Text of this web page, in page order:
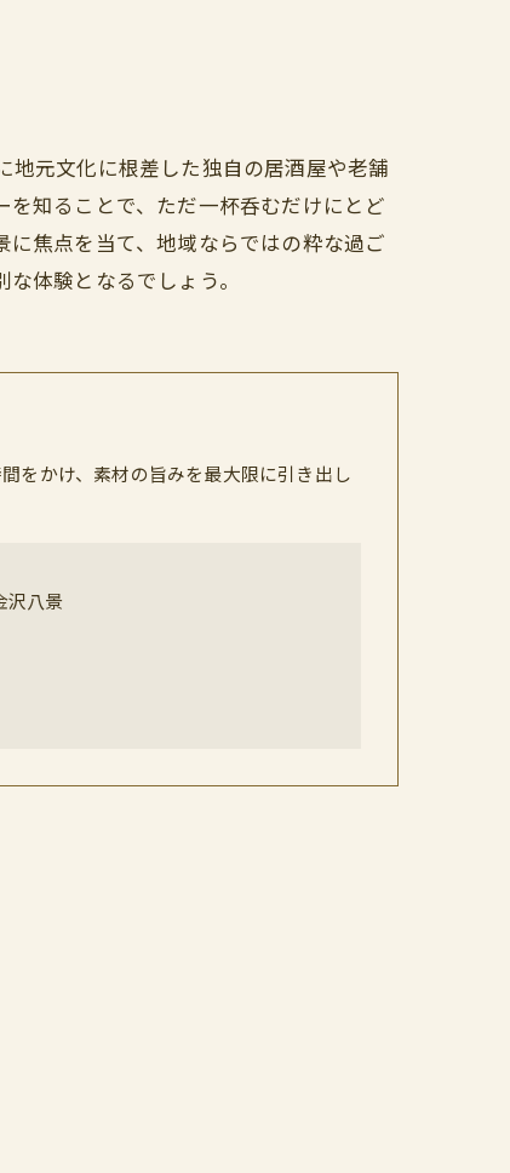
元文化に根差した独自の居酒屋や老舗
知ることで、ただ一杯呑むだけにとど
焦点を当て、地域ならではの粋な過ご
体験となるでしょう。
をかけ、素材の旨みを最大限に引き出し
沢八景